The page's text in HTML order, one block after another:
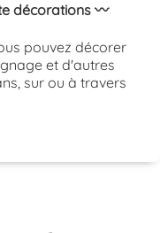
décorations 〰️
pouvez décorer
et d'autres
sur ou à travers